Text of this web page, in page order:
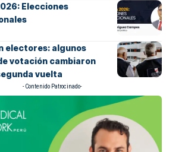
Elecciones
electores: algunos
votación cambiaron
vuelta
- Contenido Patrocinado-